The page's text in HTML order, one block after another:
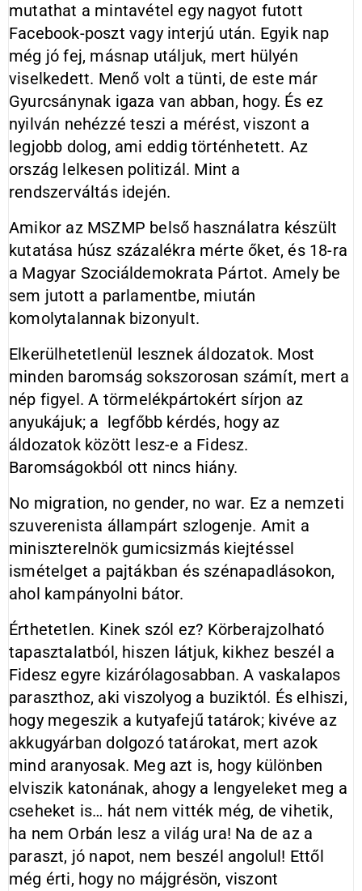
mutathat a mintavétel egy nagyot futott
Facebook-poszt vagy interjú után. Egyik nap
még jó fej, másnap utáljuk, mert hülyén
viselkedett. Menő volt a tünti, de este már
Gyurcsánynak igaza van abban, hogy. És ez
nyilván nehézzé teszi a mérést, viszont a
legjobb dolog, ami eddig történhetett. Az
ország lelkesen politizál. Mint a
rendszerváltás idején.
Amikor az MSZMP belső használatra készült
kutatása húsz százalékra mérte őket, és 18-ra
a Magyar Szociáldemokrata Pártot. Amely be
sem jutott a parlamentbe, miután
komolytalannak bizonyult.
Elkerülhetetlenül lesznek áldozatok. Most
minden baromság sokszorosan számít, mert a
nép figyel. A törmelékpártokért sírjon az
anyukájuk; a legfőbb kérdés, hogy az
áldozatok között lesz-e a Fidesz.
Baromságokból ott nincs hiány.
No migration, no gender, no war. Ez a nemzeti
szuverenista állampárt szlogenje. Amit a
miniszterelnök gumicsizmás kiejtéssel
ismételget a pajtákban és szénapadlásokon,
ahol kampányolni bátor.
Érthetetlen. Kinek szól ez? Körberajzolható
tapasztalatból, hiszen látjuk, kikhez beszél a
Fidesz egyre kizárólagosabban. A vaskalapos
paraszthoz, aki viszolyog a buziktól. És elhiszi,
hogy megeszik a kutyafejű tatárok; kivéve az
akkugyárban dolgozó tatárokat, mert azok
mind aranyosak. Meg azt is, hogy különben
elviszik katonának, ahogy a lengyeleket meg a
cseheket is… hát nem vitték még, de vihetik,
ha nem Orbán lesz a világ ura! Na de az a
paraszt, jó napot, nem beszél angolul! Ettől
még érti, hogy no májgrésön, viszont